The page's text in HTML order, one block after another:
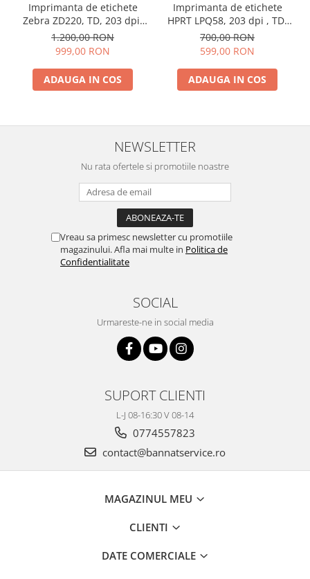
Imprimanta de etichete
Zebra ZD220, TD, 203 dpi,
USB
1.200,00 RON
999,00 RON
ADAUGA IN COS
Imprimanta de etichete
HPRT LPQ58, 203 dpi , TD,
USB, RS232
700,00 RON
599,00 RON
ADAUGA IN COS
NEWSLETTER
Nu rata ofertele si promotiile noastre
Vreau sa primesc newsletter cu promotiile
magazinului. Afla mai multe in Politica de
Confidentialitate
SOCIAL
Urmareste-ne in social media
SUPORT CLIENTI
L-J 08-16:30 V 08-14
0774557823
contact@bannatservice.ro
MAGAZINUL MEU
CLIENTI
DATE COMERCIALE